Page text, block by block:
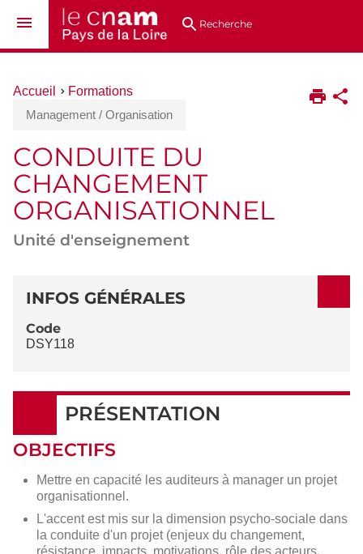
au
directsRecherche
Vous
ici :
Accueil
Formations
Management / Organisation
CONDUITE DU
CHANGEMENT
ORGANISATIONNEL
Unité d'enseignement
DÉTAILS
INFOS GÉNÉRALES
Code
DSY118
PRÉSENTATION
OBJECTIFS
Mettre en capacité les auditeurs à manager un projet
organisationnel.
L'accent est mis sur la dimension psycho-sociale dans
la conduite d'un projet (enjeux du changement,